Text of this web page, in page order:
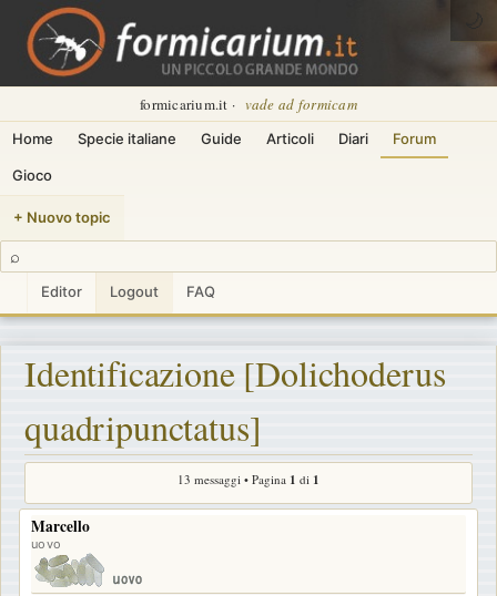
formicarium.it · vade ad formicam
Home Specie italiane Guide Articoli Diari Forum
Gioco
+ Nuovo topic
⌕
Editor Logout FAQ
🌙
Identificazione [Dolichoderus
quadripunctatus]
13 messaggi • Pagina 1 di 1
Marcello
uovo